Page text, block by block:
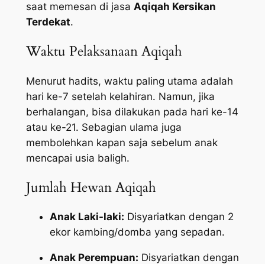
saat memesan di jasa Aqiqah Kersikan
Terdekat.
Waktu Pelaksanaan Aqiqah
Menurut hadits, waktu paling utama adalah
hari ke-7 setelah kelahiran. Namun, jika
berhalangan, bisa dilakukan pada hari ke-14
atau ke-21. Sebagian ulama juga
membolehkan kapan saja sebelum anak
mencapai usia baligh.
Jumlah Hewan Aqiqah
Anak Laki-laki: Disyariatkan dengan 2
ekor kambing/domba yang sepadan.
Anak Perempuan: Disyariatkan dengan